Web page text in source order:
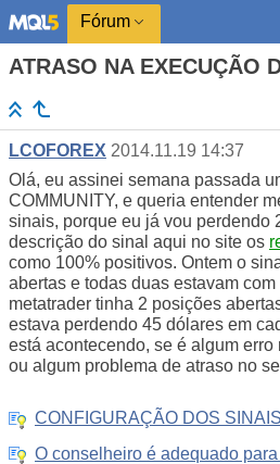
Fórum
ATRASO NA EXECUÇÃO
LCOFOREX 2014.11.19 14:37
Olá, eu assinei semana passada
COMMUNITY, e queria entender
sinais, porque eu já vou perdendo
descrição do sinal aqui no site os
como 100% positivos. Ontem o
abertas e todas duas estavam
metatrader tinha 2 posições
estava perdendo 45 dólares em
está acontecendo, se é algum erro
ou algum problema de atraso no
CONFIGURAÇÃO DOS SINAIS
O conselheiro é adequado